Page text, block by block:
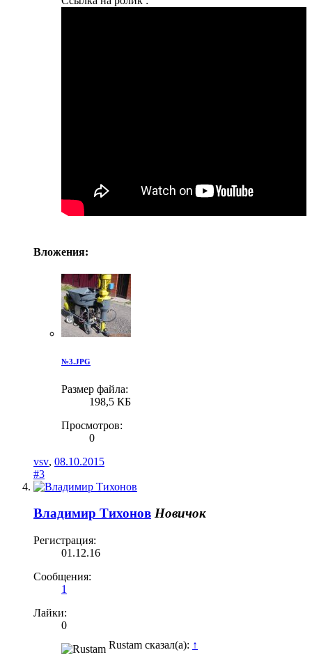
Вложения:
№3.JPG
Размер файла:
198,5 КБ
Просмотров:
0
vsv, 08.10.2015
#3
Владимир Тихонов Новичок
Регистрация:
01.12.16
Сообщения:
1
Лайки:
0
Rustam сказал(а): ↑